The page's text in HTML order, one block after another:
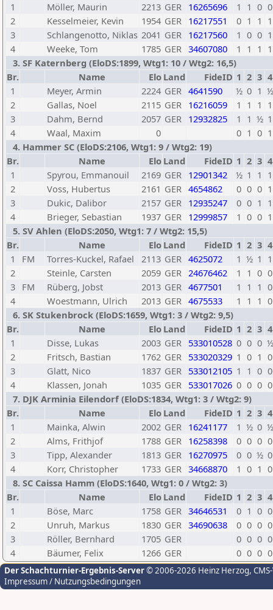
1
Möller, Maurin 2213 GER 16265696 1 1 0 0
2
Kesselmeier, Kevin 1954 GER 16217551 0 1 1 1
3
Schlangenotto, Niklas 2041 GER 16217560 1 0 0 1
4
Weeke, Tom 1785 GER 34607080 1 1 1 1
3. SF Katernberg (EloDS:1899, Wtg1: 10 / Wtg2: 16,5)
Br.
Name Elo Land FideID 1 2 3 4
1
Meyer, Armin 2224 GER 4641590 ½ 0 1 ½
2
Gallas, Noel 2115 GER 16216059 1 1 1 1
3
Dahm, Bernd 2057 GER 12932825 1 1 ½ 1
4
Waal, Maxim 0 0 1 0 1
4. Hammer SC (EloDS:2106, Wtg1: 9 / Wtg2: 19)
Br.
Name Elo Land FideID 1 2 3 4
1
Spyrou, Emmanouil 2169 GER 12901342 ½ 1 1 1
2
Voss, Hubertus 2161 GER 4654862 0 0 0 1
3
Dukic, Dalibor 2157 GER 12935247 0 0 1 1
4
Brieger, Sebastian 1937 GER 12999857 1 0 0 1
5. SV Ahlen (EloDS:2050, Wtg1: 7 / Wtg2: 15,5)
Br.
Name Elo Land FideID 1 2 3 4
1
FM Torres-Kuckel, Rafael 2113 GER 4625072 1 ½ 1 1
2
Steinle, Carsten 2059 GER 24676462 1 1 0 0
3 FM Rüberg, Jobst 2013 GER 4677501 1 1 1 0
4
Woestmann, Ulrich 2013 GER 4675533 1 1 1 0
6. SK Stukenbrock (EloDS:1659, Wtg1: 3 / Wtg2: 9,5)
Br.
Name Elo Land FideID 1 2 3 4
1
Disse, Lukas 2003 GER 533010528 0 0 0 ½
2
Fritsch, Bastian 1762 GER 533020329 1 0 1 0
3
Glatt, Nico 1837 GER 533012105 1 1 0 0
4
Klassen, Jonah 1035 GER 533017026 0 0 0 0
7. DJK Arminia Eilendorf (EloDS:1834, Wtg1: 3 / Wtg2: 9)
Br.
Name Elo Land FideID 1 2 3 4
1
Mainka, Alwin 2002 GER 16241177 1 ½ 0 ½
2
Alms, Frithjof 1788 GER 16258398 0 0 0 0
3
Tipp, Alexander 1813 GER 16270975 0 0 ½ 0
4
Korr, Christopher 1733 GER 34668870 1 0 1 0
8. SC Caissa Hamm (EloDS:1640, Wtg1: 0 / Wtg2: 3)
Br.
Name Elo Land FideID 1 2 3 4
1
Böse, Marc 1758 GER 34646531 0 1 0 0
2
Unruh, Markus 1830 GER 34690638 0 0 0 0
3
Röller, Bernhard 1705 GER 0 0 0 0
4
Bäumer, Felix 1266 GER 0 0 0 0
Der Schachturnier-Ergebnis-Server© 2006-2026 Heinz Herzog,
Impressum / Nutzungsbedingungen